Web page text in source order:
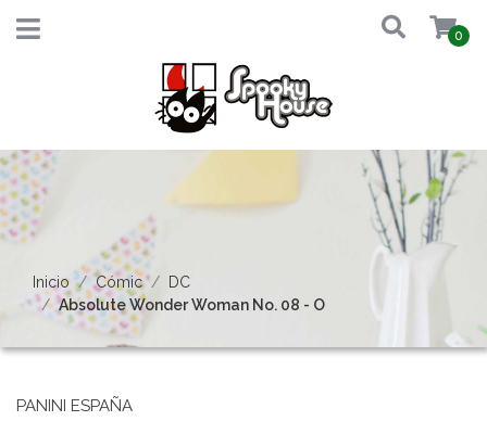
0
Inicio Cómic
DC
Absolute Wonder Woman No. 08 - O
PANINI ESPAÑA